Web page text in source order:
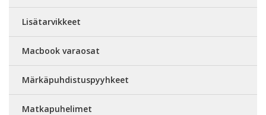
Lisätarvikkeet
Macbook varaosat
Märkäpuhdistuspyyhkeet
Matkapuhelimet